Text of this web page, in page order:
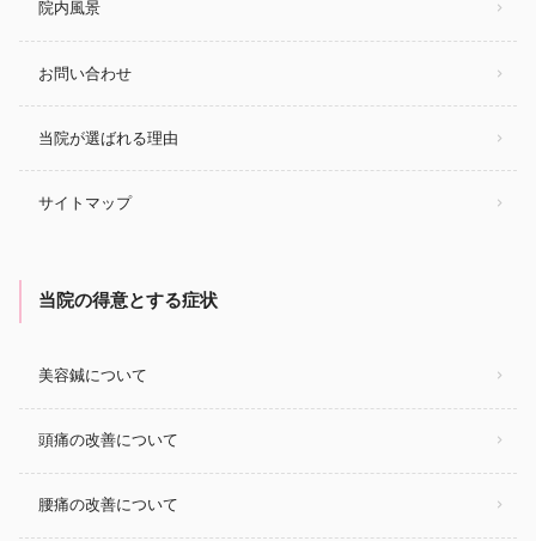
院内風景
お問い合わせ
当院が選ばれる理由
サイトマップ
当院の得意とする症状
美容鍼について
頭痛の改善について
腰痛の改善について